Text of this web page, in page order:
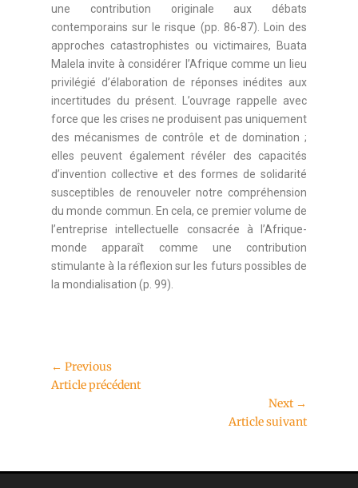
une contribution originale aux débats
contemporains sur le risque (pp. 86-87). Loin des
approches catastrophistes ou victimaires, Buata
Malela invite à considérer l’Afrique comme un lieu
privilégié d’élaboration de réponses inédites aux
incertitudes du présent. L’ouvrage rappelle avec
force que les crises ne produisent pas uniquement
des mécanismes de contrôle et de domination ;
elles peuvent également révéler des capacités
d’invention collective et des formes de solidarité
susceptibles de renouveler notre compréhension
du monde commun. En cela, ce premier volume de
l’entreprise intellectuelle consacrée à l’Afrique-
monde apparaît comme une contribution
stimulante à la réflexion sur les futurs possibles de
la mondialisation (p. 99).
← Previous
Article précédent
Next →
Article suivant